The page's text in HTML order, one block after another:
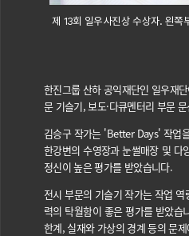
제 13회 일우사진상 수상자. 왼쪽
한진그룹 산하 공익재단인 일우재
문 기슬기, 보도·다큐멘터리 부문
김승구 작가는 'Better Days' 작업
한강변의 수영장과 눈썰매장 및 다
정신이 높은 평가를 받았습니다.
전시 부문의 기슬기 작가는 작업
력의 탁월함이 좋은 평가를 받았
한계, 실재와 가상의 경계 등의 문